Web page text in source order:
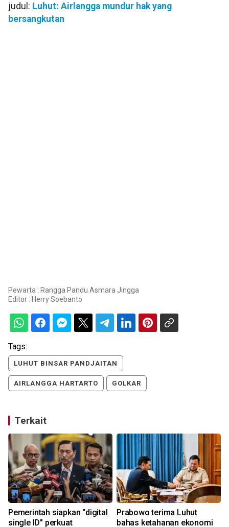
judul: Luhut: Airlangga mundur hak yang
bersangkutan
Pewarta : Rangga Pandu Asmara Jingga
Editor : Herry Soebanto
Tags:
LUHUT BINSAR PANDJAITAN
AIRLANGGA HARTARTO GOLKAR
Terkait
Pemerintah siapkan "digital
single ID" perkuat
Prabowo terima Luhut
bahas ketahanan ekonomi